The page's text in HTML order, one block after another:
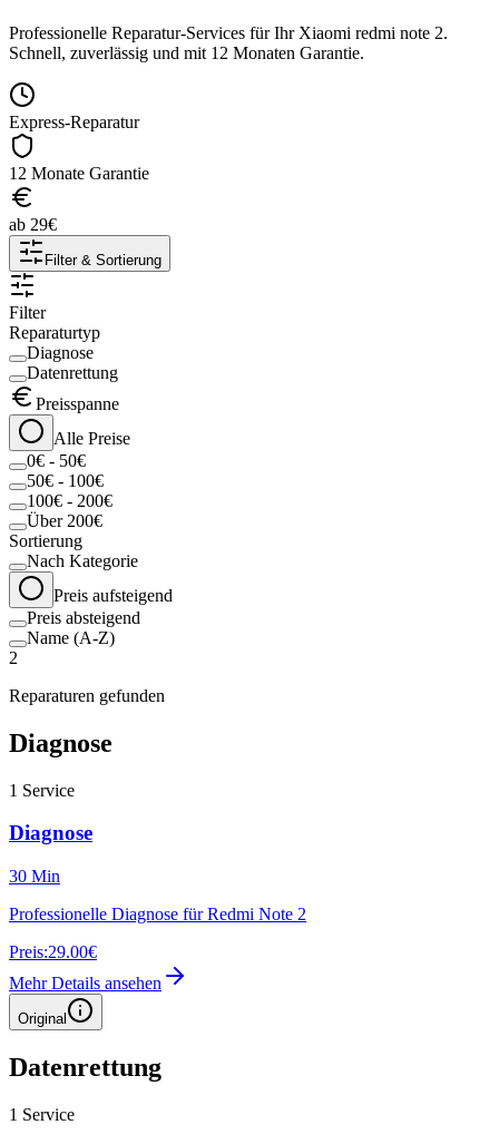
Professionelle Reparatur-Services für Ihr Xiaomi redmi note 2.
Schnell, zuverlässig und mit 12 Monaten Garantie.
Express-Reparatur
12 Monate Garantie
ab 29€
Filter & Sortierung
Filter
Reparaturtyp
Diagnose
Datenrettung
Preisspanne
Alle Preise
0€ - 50€
50€ - 100€
100€ - 200€
Über 200€
Sortierung
Nach Kategorie
Preis aufsteigend
Preis absteigend
Name (A-Z)
2
Reparaturen gefunden
Diagnose
1 Service
Diagnose
30 Min
Professionelle Diagnose für Redmi Note 2
Preis:29.00€
Mehr Details ansehen
Original
Datenrettung
1 Service